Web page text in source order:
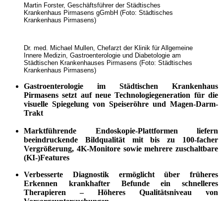
Martin Forster, Geschäftsführer der Städtisches
Krankenhaus Pirmasens gGmbH (Foto: Städtisches
Krankenhaus Pirmasens)
Dr. med. Michael Mullen, Chefarzt der Klinik für Allgemeine
Innere Medizin, Gastroenterologie und Diabetologie am
Städtischen Krankenhauses Pirmasens (Foto: Städtisches
Krankenhaus Pirmasens)
Gastroenterologie im Städtischen Krankenhaus
Pirmasens setzt auf neue Technologie­generation für die
visuelle Spiegelung von Speiseröhre und Magen-Darm-
Trakt
Marktführende Endoskopie-Plattformen liefern
beeindruckende Bildqualität mit bis zu 100-facher
Vergrößerung, 4K-Monitore sowie mehrere zuschaltbare
(KI-)Features
Verbesserte Diagnostik ermöglicht über früheres
Erkennen krankhafter Befunde ein schnelleres
Therapieren – Höheres Qualitätsniveau von